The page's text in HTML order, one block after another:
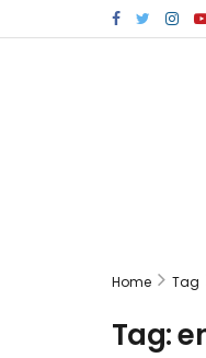
Home Tag
Tag: